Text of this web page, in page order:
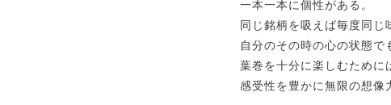
一本一本に個性がある。
同じ銘柄を吸えば毎度同じ
自分のその時の心の状態で
葉巻を十分に楽しむために
感受性を豊かに無限の想像